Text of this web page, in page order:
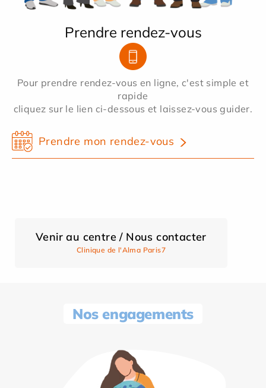
Prendre rendez-vous
Pour prendre rendez-vous en ligne, c'est simple et
rapide
cliquez sur le lien ci-dessous et laissez-vous guider.
Prendre mon rendez-vous
Venir au centre / Nous contacter
Clinique de l'Alma Paris7
Nos engagements